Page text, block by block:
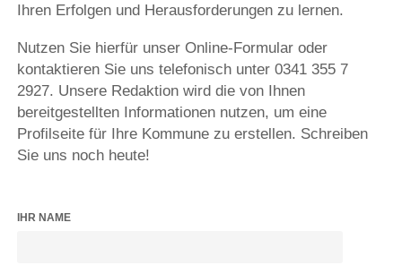
Ihren Erfolgen und Herausforderungen zu lernen.
Nutzen Sie hierfür unser Online-Formular oder
kontaktieren Sie uns telefonisch unter 0341 355 7
2927. Unsere Redaktion wird die von Ihnen
bereitgestellten Informationen nutzen, um eine
Profilseite für Ihre Kommune zu erstellen. Schreiben
Sie uns noch heute!
IHR NAME